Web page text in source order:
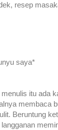
resep
saya*
itu ada
membaca
Beruntung